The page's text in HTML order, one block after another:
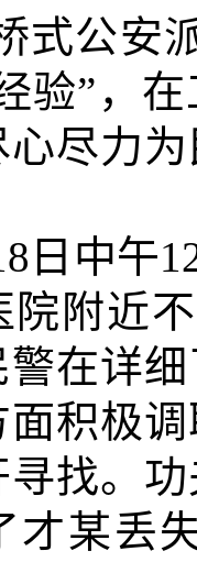
式公安
验”，
尽力
日 中午
院附近
在详
积极
找。
才某丢